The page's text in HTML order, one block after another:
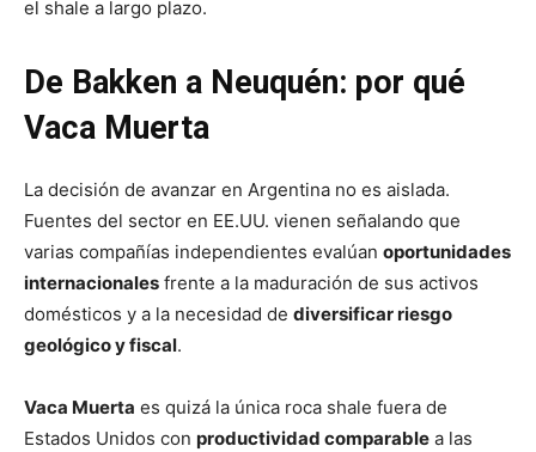
el shale a largo plazo.
De Bakken a Neuquén: por qué
Vaca Muerta
La decisión de avanzar en Argentina no es aislada.
Fuentes del sector en EE.UU. vienen señalando que
varias compañías independientes evalúan oportunidades
internacionales frente a la maduración de sus activos
domésticos y a la necesidad de diversificar riesgo
geológico y fiscal.
Vaca Muerta es quizá la única roca shale fuera de
Estados Unidos con productividad comparable a las